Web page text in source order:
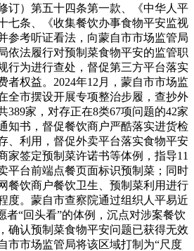
订）第五十四条第一款、《中华人平
七条、《收集餐饮办事食物平安监视
参考听证看法，向蒙自市市场监管局
依法履行对预制菜食物平安的监管职
行为进行查处，督促第三方平台落实
者权益。2024年12月，蒙自市市场监
全市摆设开展专项整治步履，查抄外
389家，对存正在8类67项问题的42家
知书，督促餐饮商户严酷落实进货检
、利用，督促外卖平台落实食物平安
家签定预制菜许诺书等体例，指导11
平台前端点餐页面标识预制菜；同时
餐饮商户餐饮卫生、预制菜利用进行
度。蒙自市查察院通过组织人平易近
者“回头看”的体例，沉点对涉案餐饮
确认预制菜食物平安问题已获得无效
市市场监管局将该区域打制为“尺度